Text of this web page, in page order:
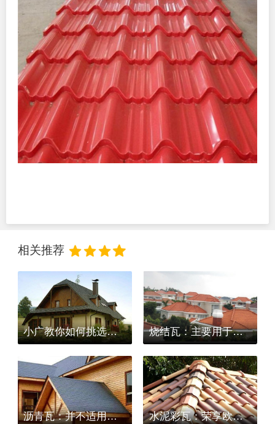
相关推荐
小广教你如何挑选多彩玻纤瓦 烧结瓦：主要用于多层和低层建筑。
沥青瓦：并不适用于平屋面 水泥彩瓦：荣享欧式浪漫